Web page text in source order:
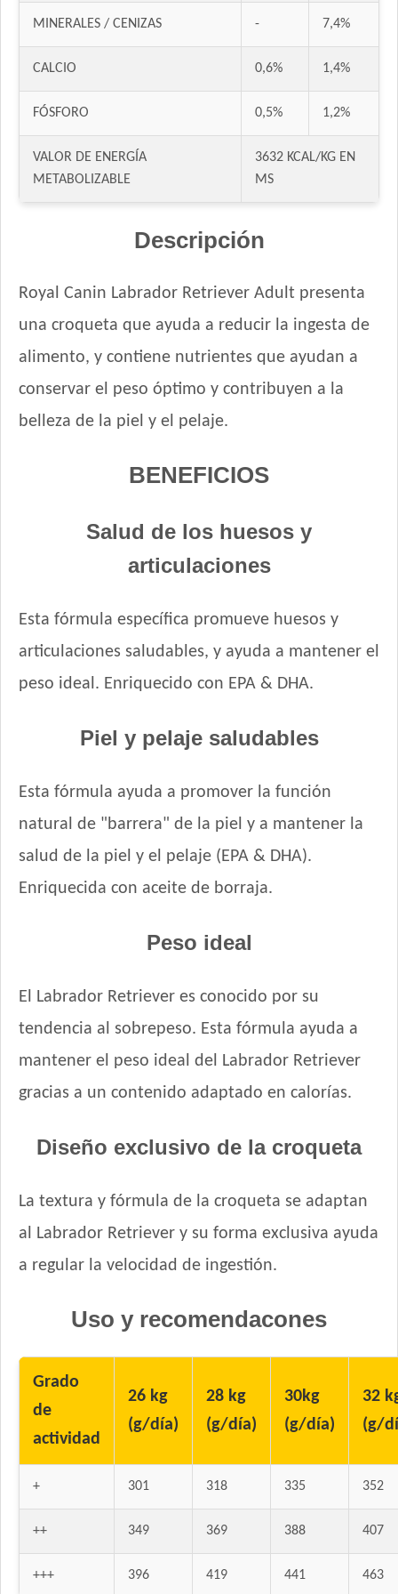
Gran Campeón Perro Adulto Mordida Grande Carne, Pollo y
Cereales
Gran Pastor Perro Criadores
HOP! Perro Adulto Mediano y Grande
High Pro Perro Adulto Cordero
Infinity Adulto Razas Medianas y Grandes
Jaspe Premium Perro Adulto
Jaspe Premium Perro Criadores
Keiko Max Perro Adulto Mediano y Grande
Keiko Perro Adulto de Raza Mediana y Grande sabor Carne
Ken-L Perro Adulto de Raza Mediana y Grande
Kongo Perro Adulto Medianos y Grandes
Manada Perro Adulto Mediano y Grande
Master Crock Perro Adulto Raza Mediana y Grande
Maxxium Perro Adulto Cordero Patagónico y Arroz
Maxxium Perro Adulto Pollo de Campo y Arroz
MisterPet High Performance
MisterPet Perro Adulto Mordida Grande
Natural Meat Perro Adulto
Nature Perro Adulto Medianos y Grandes
NutriCare Perro Adulto Mediano y Grande
Nutribon Plus Perro Adulto Grande y Mediano
Nutribon XQ Control de Peso
Nutrique Large Young Adult Dog
Nutrique Skin Sensitivity
Old Prince Equilibrium Perro Adulto Control de peso Pollo y
Arroz
Old Prince Premium Adultos
Naturales
Old Prince Proteínas Noveles Perro Adulto Cordero y Arroz
Old Prince Proteínas Noveles Perro Adulto Light Cordero y
Origen Perro Adulto
Pachá Perro Adulto Cocktail
Pampa Perro Adulto Mediano y Grande
Pedigree Perro Adulto Sabor Carne, Pollo Y Cereales
Pipón Pipón Perro Adulto
Pro Plan Perro Adulto Grande
Pro Plan Perro Adulto Piel Sensible Mediano y Grande
Grande
Pro Plan Perro Reduce Calorie Adulto Raza Mediana y Grande
Pro Plan Perro Veterinary Diets Función Renal
MINERALES / CENIZAS - 7,4%
CALCIO 0,6% 1,4%
FÓSFORO 0,5% 1,2%
VALOR DE ENERGÍA
METABOLIZABLE
3632 KCAL/KG EN
MS
Descripción
Royal Canin Labrador Retriever Adult presenta
una croqueta que ayuda a reducir la ingesta de
alimento, y contiene nutrientes que ayudan a
conservar el peso óptimo y contribuyen a la
belleza de la piel y el pelaje.
BENEFICIOS
Salud de los huesos y
articulaciones
Esta fórmula específica promueve huesos y
articulaciones saludables, y ayuda a mantener el
peso ideal. Enriquecido con EPA & DHA.
Piel y pelaje saludables
Esta fórmula ayuda a promover la función
natural de "barrera" de la piel y a mantener la
salud de la piel y el pelaje (EPA & DHA).
Enriquecida con aceite de borraja.
Peso ideal
El Labrador Retriever es conocido por su
tendencia al sobrepeso. Esta fórmula ayuda a
mantener el peso ideal del Labrador Retriever
gracias a un contenido adaptado en calorías.
Diseño exclusivo de la croqueta
La textura y fórmula de la croqueta se adaptan
al Labrador Retriever y su forma exclusiva ayuda
a regular la velocidad de ingestión.
Uso y recomendacones
Grado
de
actividad
26 kg
(g/día)
28 kg
(g/día)
30kg
(g/día)
32
(g/
+ 301 318 335 352
++ 349 369 388 407
+++ 396 419 441 463